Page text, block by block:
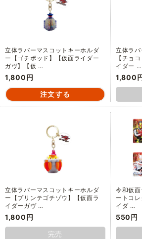
立体ラバーマスコットキーホルダ
ー【ゴチポッド】【仮面ライダー
ガヴ】【仮 …
1,800円
立体ラ
【チョ
イダー …
1,800
立体ラバーマスコットキーホルダ
ー【プリンテゴチゾウ】【仮面ラ
イダーガヴ …
1,800円
完売
令和仮
ートコ
イダ …
550円